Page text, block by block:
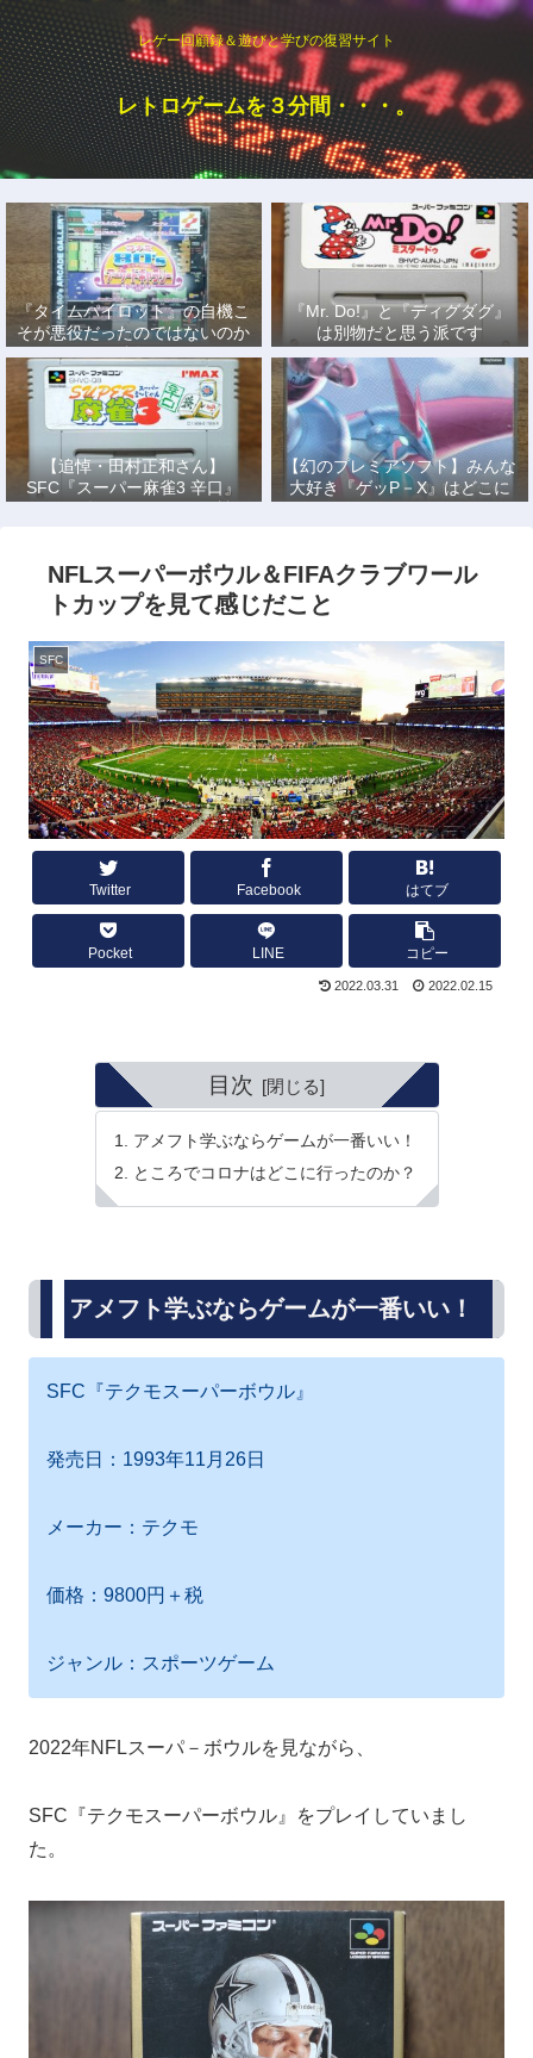
レゲー回顧録＆遊びと学びの復習サイト
レトロゲームを３分間・・・。
『タイムパイロット』の自機こ
そが悪役だったのではないのか
説
『Mr. Do!』と『ディグダグ』
は別物だと思う派です
【追悼・田村正和さん】
SFC『スーパー麻雀3 辛口』
で、あの名優になりきって戦っ
【幻のプレミアソフト】みんな
大好き『ゲッP－X』はどこに
もない！
NFLスーパーボウル＆FIFAクラブワール
トカップを見て感じだこと
SFC
Twitter Facebook はてブ
Pocket LINE コピー
2022.03.31 2022.02.15
目次
アメフト学ぶならゲームが一番いい！
ところでコロナはどこに行ったのか？
アメフト学ぶならゲームが一番いい！
SFC『テクモスーパーボウル』
発売日：1993年11月26日
メーカー：テクモ
価格：9800円＋税
ジャンル：スポーツゲーム
2022年NFLスーパ－ボウルを見ながら、
SFC『テクモスーパーボウル』をプレイしていまし
た。